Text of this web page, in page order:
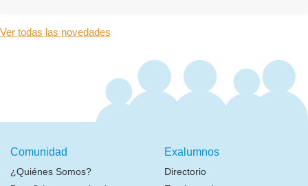
Ver todas las novedades
Comunidad
¿Quiénes Somos?
Exalumnos
Directorio